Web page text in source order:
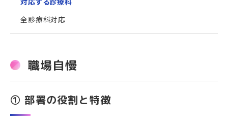
全診療科対応
職場自慢
① 部署の役割と特徴